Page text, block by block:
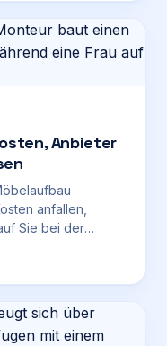
Anbieter
anfallen,
Sie bei der